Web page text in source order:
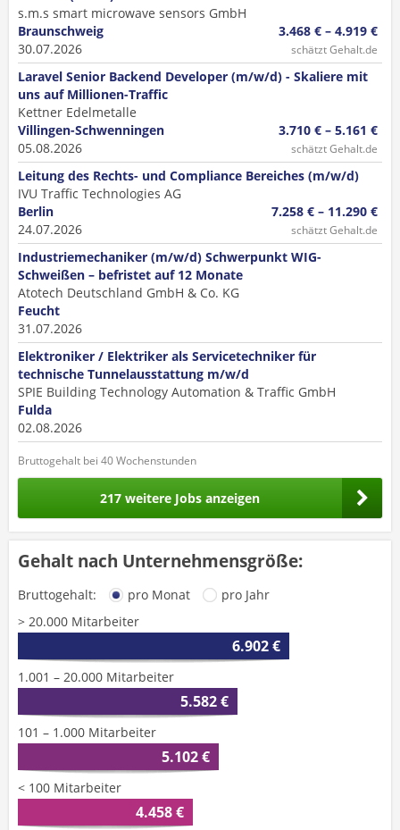
s.m.s smart microwave sensors GmbH
Braunschweig
30.07.2026
3.468 € – 4.919 €
schätzt Gehalt.de
Laravel Senior Backend Developer (m/w/d) - Skaliere mit
uns auf Millionen-Traffic
Kettner Edelmetalle
Villingen-Schwenningen
05.08.2026
3.710 € – 5.161 €
schätzt Gehalt.de
Leitung des Rechts- und Compliance Bereiches (m/w/d)
IVU Traffic Technologies AG
Berlin
24.07.2026
7.258 € – 11.290 €
schätzt Gehalt.de
Industriemechaniker (m/w/d) Schwerpunkt WIG-
Schweißen – befristet auf 12 Monate
Atotech Deutschland GmbH & Co. KG
Feucht
31.07.2026
Elektroniker / Elektriker als Servicetechniker für
technische Tunnelausstattung m/w/d
SPIE Building Technology Automation & Traffic GmbH
Fulda
02.08.2026
Bruttogehalt bei 40 Wochenstunden
217 weitere Jobs anzeigen
Gehalt nach Unternehmensgröße:
Bruttogehalt: pro Monat
pro Jahr
> 20.000 Mitarbeiter
6.902 €
1.001 – 20.000 Mitarbeiter
5.582 €
101 – 1.000 Mitarbeiter
5.102 €
< 100 Mitarbeiter
4.458 €